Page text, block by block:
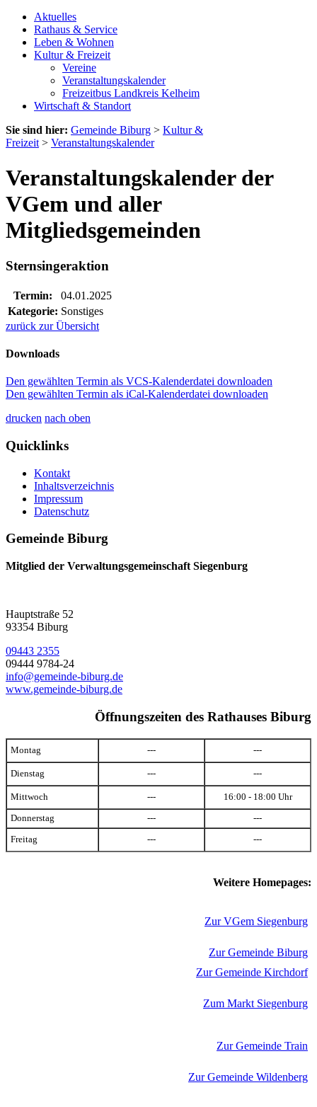
Aktuelles
Rathaus & Service
Leben & Wohnen
Kultur & Freizeit
Vereine
Veranstaltungskalender
Freizeitbus Landkreis Kelheim
Wirtschaft & Standort
Sie sind hier: Gemeinde Biburg > Kultur &
Freizeit > Veranstaltungskalender
Veranstaltungskalender der
VGem und aller
Mitgliedsgemeinden
Sternsingeraktion
Termin:
04.01.2025
Kategorie: Sonstiges
zurück zur Übersicht
Downloads
Den gewählten Termin als VCS-Kalenderdatei downloaden
Den gewählten Termin als iCal-Kalenderdatei downloaden
drucken nach oben
Quicklinks
Kontakt
Inhaltsverzeichnis
Impressum
Datenschutz
Gemeinde Biburg
Mitglied der Verwaltungsgemeinschaft Siegenburg
Hauptstraße 52
93354 Biburg
09443 2355
09444 9784-24
info@gemeinde-biburg.de
www.gemeinde-biburg.de
Öffnungszeiten des Rathauses Biburg
Montag --- ---
Dienstag --- ---
Mittwoch --- 16:00 - 18:00 Uhr
Donnerstag --- ---
Freitag --- ---
Weitere Homepages:
Zur VGem Siegenburg
Zur Gemeinde Biburg
Zur Gemeinde Kirchdorf
Zum Markt Siegenburg
Zur Gemeinde Train
Zur Gemeinde Wildenberg